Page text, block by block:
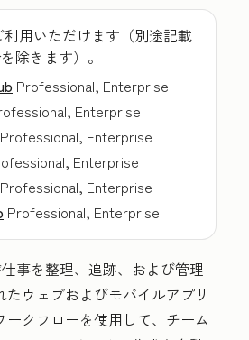
利用いただけます（別途記載
除きます）。
Professional, Enterprise
Enterprise
Professional, Enterprise
Enterprise
Professional, Enterprise
Professional, Enterprise
事を整理、追跡、および管理
ウェブおよびモバイルアプリ
ークフローを使用して、チーム